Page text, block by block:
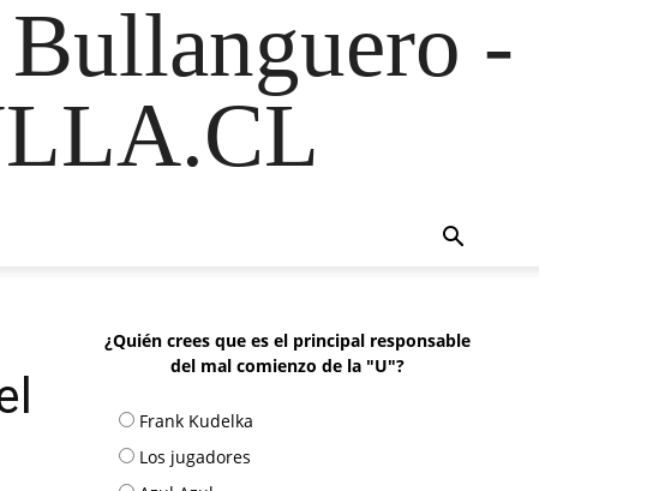
-
¿Quién crees que es el principal responsable
del mal comienzo de la "U"?
Frank Kudelka
Los jugadores